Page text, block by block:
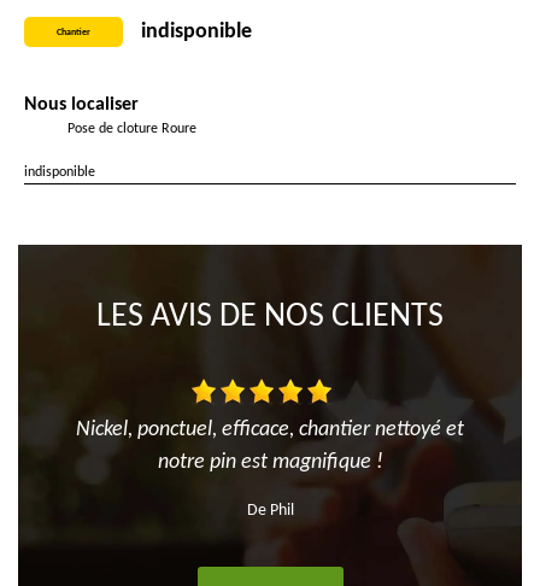
Chantier indisponible
Nous localiser
Pose de cloture Roure
indisponible
LES AVIS DE NOS CLIENTS
Nickel, ponctuel, efficace, chantier nettoyé et
notre pin est magnifique !
De Phil